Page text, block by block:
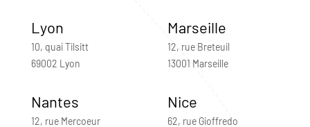
Lyon
10, quai Tilsitt
69002 Lyon
Marseille
12, rue Breteuil
13001 Marseille
Nantes
12, rue Mercoeur
Nice
62, rue Gioffredo